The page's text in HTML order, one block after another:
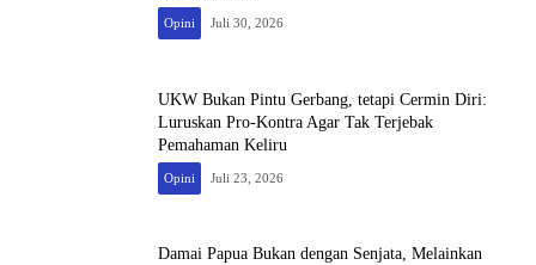
Opini Juli 30, 2026
UKW Bukan Pintu Gerbang, tetapi Cermin Diri:
Luruskan Pro-Kontra Agar Tak Terjebak
Pemahaman Keliru
Opini Juli 23, 2026
Damai Papua Bukan dengan Senjata, Melainkan